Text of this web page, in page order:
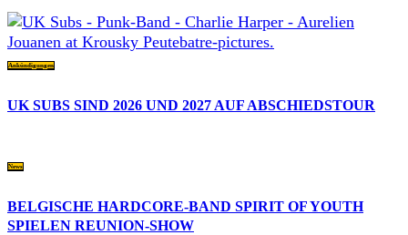
Ankündigungen
UK SUBS SIND 2026 UND 2027 AUF ABSCHIEDSTOUR
News
BELGISCHE HARDCORE-BAND SPIRIT OF YOUTH
SPIELEN REUNION-SHOW